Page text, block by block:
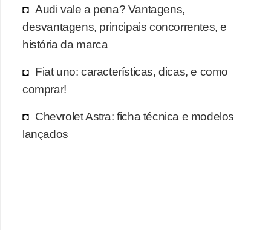
Audi vale a pena? Vantagens,
desvantagens, principais concorrentes, e
história da marca
Fiat uno: características, dicas, e como
comprar!
Chevrolet Astra: ficha técnica e modelos
lançados